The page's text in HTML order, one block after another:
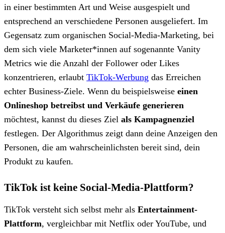
in einer bestimmten Art und Weise ausgespielt und
entsprechend an verschiedene Personen ausgeliefert. Im
Gegensatz zum organischen Social-Media-Marketing, bei
dem sich viele Marketer*innen auf sogenannte Vanity
Metrics wie die Anzahl der Follower oder Likes
konzentrieren, erlaubt TikTok-Werbung das Erreichen
echter Business-Ziele. Wenn du beispielsweise einen
Onlineshop betreibst und Verkäufe generieren
möchtest, kannst du dieses Ziel als Kampagnenziel
festlegen. Der Algorithmus zeigt dann deine Anzeigen den
Personen, die am wahrscheinlichsten bereit sind, dein
Produkt zu kaufen.
TikTok ist keine Social-Media-Plattform?
TikTok versteht sich selbst mehr als Entertainment-
Plattform, vergleichbar mit Netflix oder YouTube, und